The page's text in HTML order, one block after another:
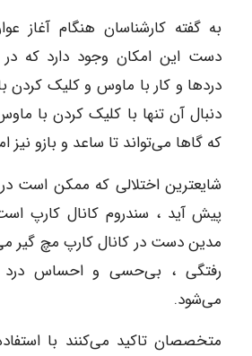
به گفته کارشناسان هنگام آغاز
دست این امکان وجود دارد که در
دردها و کار با ماوس و کلیک کردن
دنبال آن تنها با کلیک کردن با
که گاها می‌تواند تا ساعد و بازو نیز
شایعترین اختلالی که ممکن است
پیش آید ، سندروم کانال کارپ
مدین دست در کانال کارپ مچ گیر
رفتگی ، بی‌حسی و احساس درد
می‌شود.
متخصصان تاکید می‌کنند با